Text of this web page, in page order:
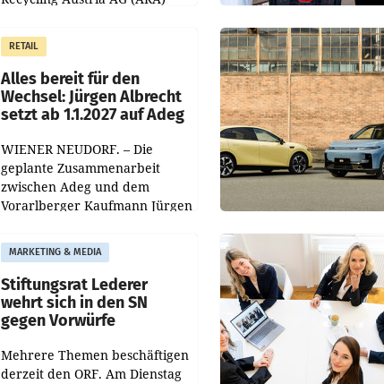
Müller die Initiative „Kreislauf-
Helden“ in allen
österreichischen Müller-Filialen
RETAIL
Alles bereit für den
Wechsel: Jürgen Albrecht
setzt ab 1.1.2027 auf Adeg
WIENER NEUDORF. – Die
geplante Zusammenarbeit
zwischen Adeg und dem
Vorarlberger Kaufmann Jürgen
freigegeben: Die
Bundeswettbewerbsbehörde
und der Bundeskartellanwalt
MARKETING & MEDIA
Stiftungsrat Lederer
wehrt sich in den SN
gegen Vorwürfe
Mehrere Themen beschäftigen
derzeit den ORF. Am Dienstag